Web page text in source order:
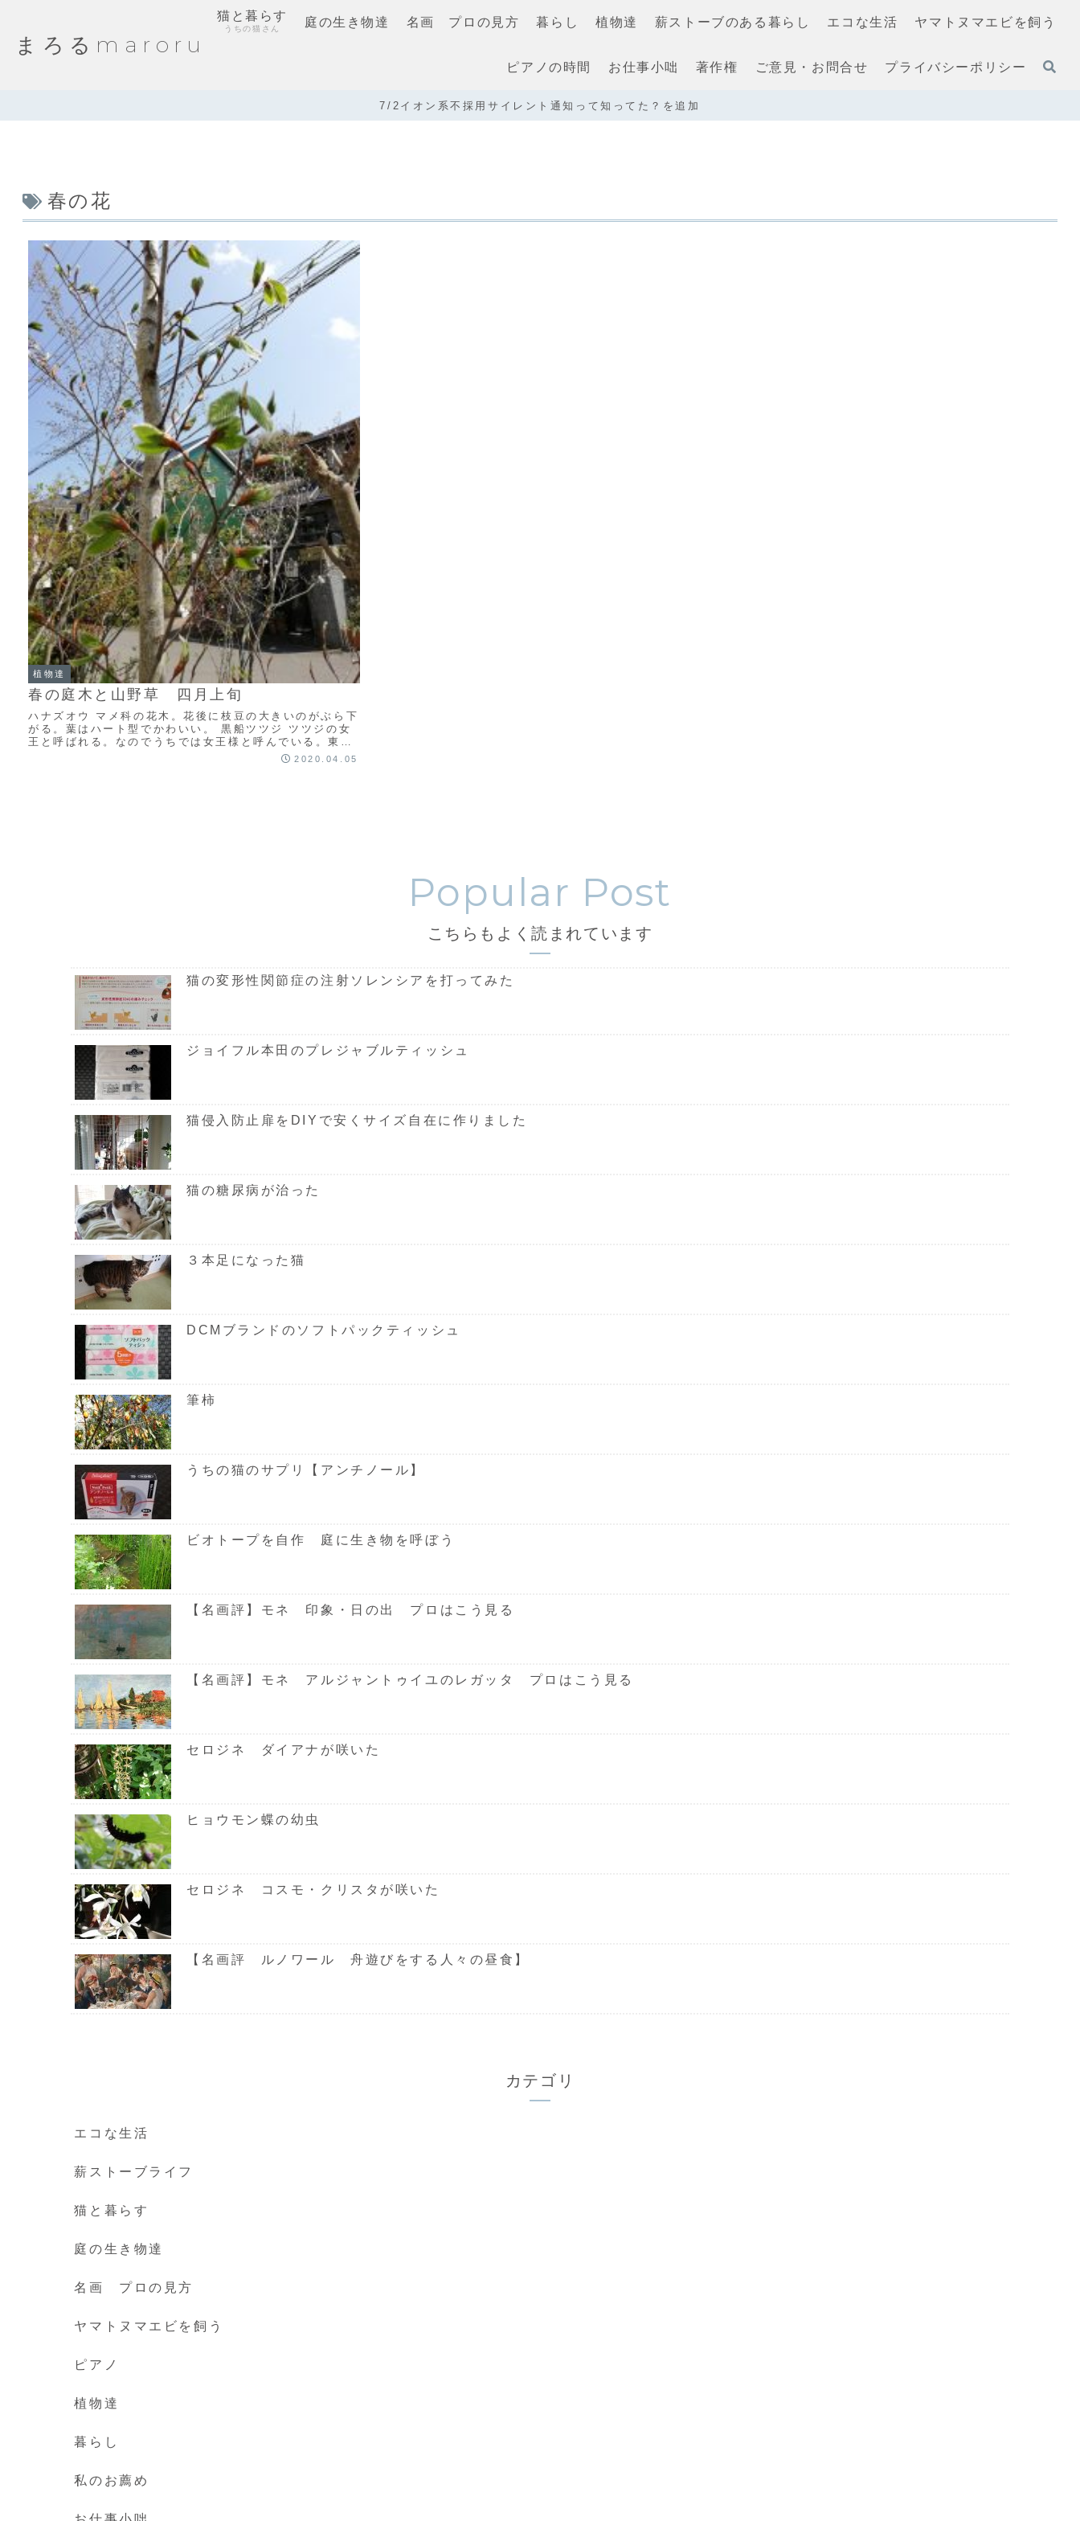
まろるmaroru
猫と暮らす
うちの猫さん 庭の生き物達 名画 プロの見方 暮らし 植物達 薪ストーブのある暮らし エコな生活 ヤマトヌマエビを飼う
ピアノの時間 お仕事小咄 著作権 ご意見・お問合せ プライバシーポリシー
7/2イオン系不採用サイレント通知って知ってた？を追加
春の花
植物達
春の庭木と山野草 四月上旬
ハナズオウ マメ科の花木。花後に枝豆の大きいのがぶら下
がる。葉はハート型でかわいい。 黒船ツツジ ツツジの女
王と呼ばれる。なのでうちでは女王様と呼んでいる。東金
の緑化木センターで購入。あまりの美しさにもっと読む
2020.04.05
こちらもよく読まれています
猫の変形性関節症の注射ソレンシアを打ってみた
ジョイフル本田のプレジャブルティッシュ
猫侵入防止扉をDIYで安くサイズ自在に作りました
猫の糖尿病が治った
３本足になった猫
DCMブランドのソフトパックティッシュ
筆柿
うちの猫のサプリ【アンチノール】
ビオトープを自作 庭に生き物を呼ぼう
【名画評】モネ 印象・日の出 プロはこう見る
【名画評】モネ アルジャントゥイユのレガッタ プロはこう見る
セロジネ ダイアナが咲いた
ヒョウモン蝶の幼虫
セロジネ コスモ・クリスタが咲いた
【名画評 ルノワール 舟遊びをする人々の昼食】
カテゴリ
エコな生活
薪ストーブライフ
猫と暮らす
庭の生き物達
名画 プロの見方
ヤマトヌマエビを飼う
ピアノ
植物達
暮らし
私のお薦め